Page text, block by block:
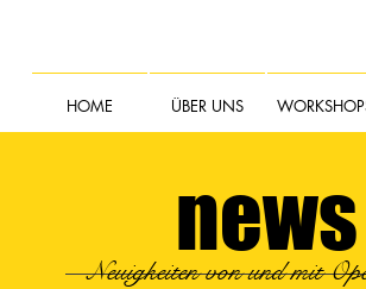
HOME ÜBER UNS
news
Neuigkeiten von und mit